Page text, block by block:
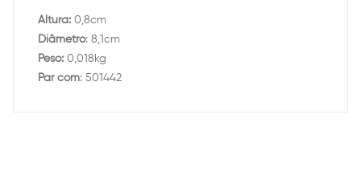
Altura: 0,8cm
Diâmetro: 8,1cm
Peso: 0,018kg
Par com: 501442